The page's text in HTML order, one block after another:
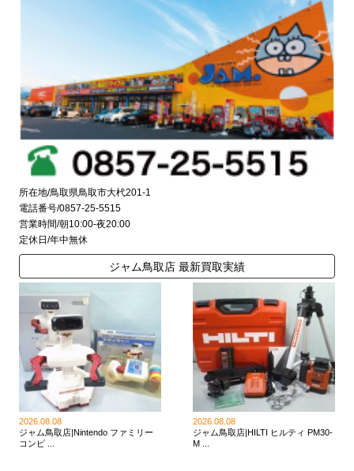
所在地/鳥取県鳥取市大杙201-1
電話番号/0857-25-5515
営業時間/朝10:00-夜20:00
定休日/年中無休
ジャム鳥取店 最新買取実績
2026.08.08
ジャム鳥取店|Nintendo ファミリー
コンピ ...
2026.08.08
ジャム鳥取店|HILTI ヒルティ PM30-
M ...